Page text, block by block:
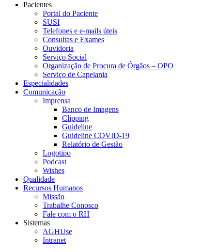
Pacientes
Portal do Paciente
SUSI
Telefones e e-mails úteis
Consultas e Exames
Ouvidoria
Serviço Social
Organização de Procura de Órgãos – OPO
Serviço de Capelania
Especialidades
Comunicação
Imprensa
Banco de Imagens
Clipping
Guideline
Guideline COVID-19
Relatório de Gestão
Logotipo
Podcast
Wishes
Qualidade
Recursos Humanos
Missão
Trabalhe Conosco
Fale com o RH
Sistemas
AGHUse
Intranet